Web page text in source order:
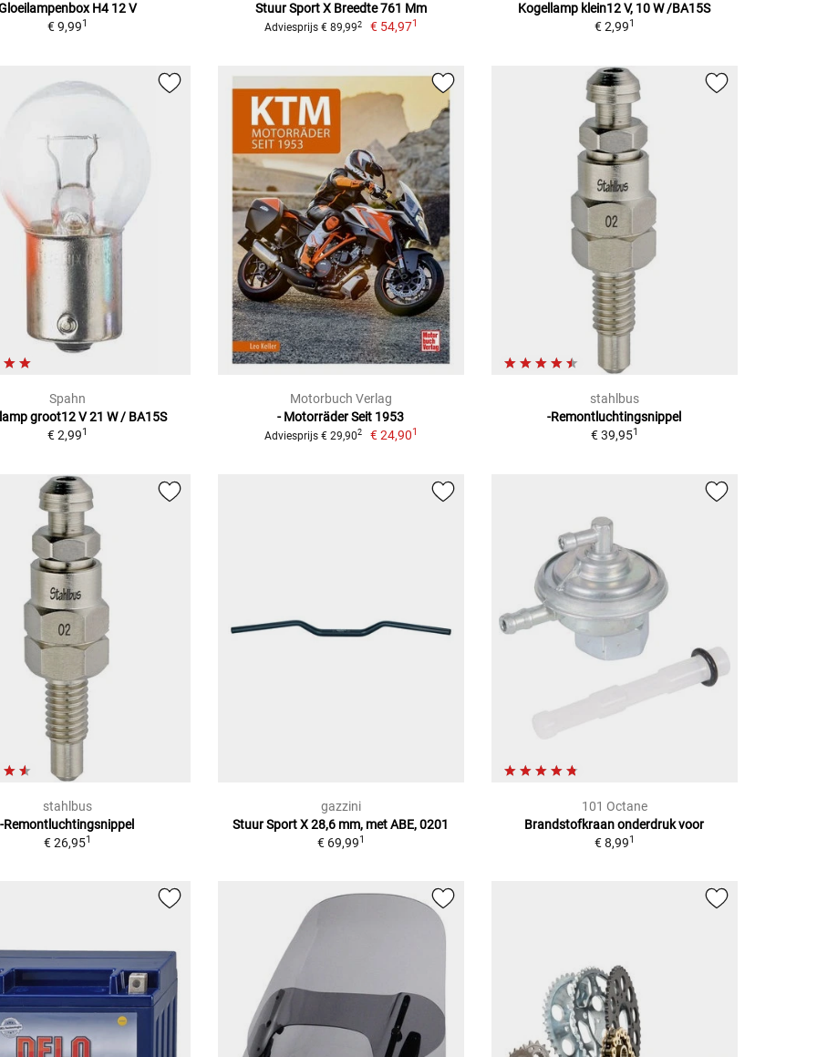
H4 12 V
€ 9,991
Stuur Sport X Breedte 761 Mm
Adviesprijs € 89,992 € 54,971
Kogellamp klein12 V, 10 W /BA15S
€ 2,991
Spahn
groot12 V 21 W / BA15S
€ 2,991
Motorbuch Verlag
- Motorräder Seit 1953
Adviesprijs € 29,902 € 24,901
stahlbus
-Remontluchtingsnippel
€ 39,951
stahlbus
-Remontluchtingsnippel
€ 26,951
gazzini
Stuur Sport X 28,6 mm, met ABE, 0201
€ 69,991
101 Octane
Brandstofkraan onderdruk voor
€ 8,991